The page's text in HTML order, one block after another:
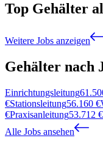
Top Gehälter
Weitere Jobs anzeigen
Gehälter nach
Einrichtungsleitung
€Stationsleitung56.160 €
€Praxisanleitung53.712 €
Alle Jobs ansehen